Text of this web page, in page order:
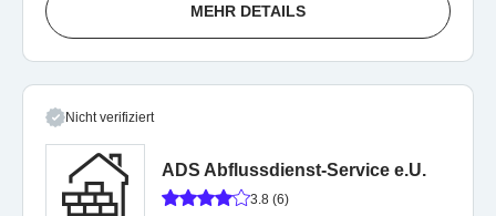
MEHR DETAILS
Nicht verifiziert
ADS Abflussdienst-Service e.U.
3.8 (6)